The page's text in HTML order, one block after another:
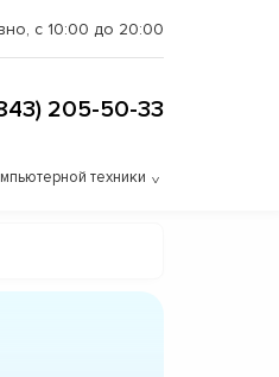
с 10:00 до 20:00
205-50-33
техники